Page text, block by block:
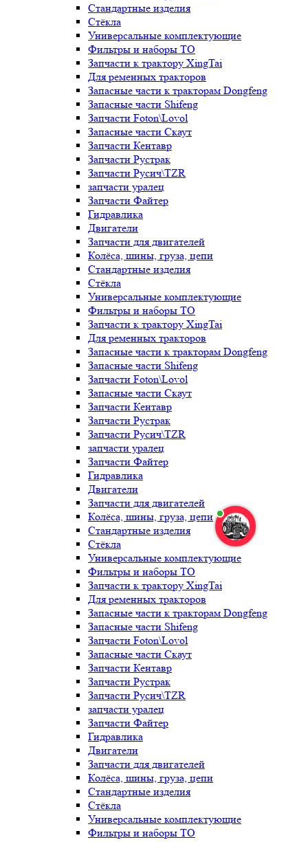
Стандартные изделия
Стёкла
Универсальные комплектующие
Фильтры и наборы ТО
Запчасти к трактору XingTai
Для ременных тракторов
Запасные части к тракторам Dongfeng
Запасные части Shifeng
Запчасти Foton\Lovol
Запасные части Скаут
Запчасти Кентавр
Запчасти Рустрак
Запчасти Русич\TZR
запчасти уралец
Запчасти Файтер
Гидравлика
Двигатели
Запчасти для двигателей
Колёса, шины, груза, цепи
Стандартные изделия
Стёкла
Универсальные комплектующие
Фильтры и наборы ТО
Запчасти к трактору XingTai
Для ременных тракторов
Запасные части к тракторам Dongfeng
Запасные части Shifeng
Запчасти Foton\Lovol
Запасные части Скаут
Запчасти Кентавр
Запчасти Рустрак
Запчасти Русич\TZR
запчасти уралец
Запчасти Файтер
Гидравлика
Двигатели
Запчасти для двигателей
Колёса, шины, груза, цепи
Стандартные изделия
Стёкла
Универсальные комплектующие
Фильтры и наборы ТО
Запчасти к трактору XingTai
Для ременных тракторов
Запасные части к тракторам Dongfeng
Запасные части Shifeng
Запчасти Foton\Lovol
Запасные части Скаут
Запчасти Кентавр
Запчасти Рустрак
Запчасти Русич\TZR
запчасти уралец
Запчасти Файтер
Гидравлика
Двигатели
Запчасти для двигателей
Колёса, шины, груза, цепи
Стандартные изделия
Стёкла
Универсальные комплектующие
Фильтры и наборы ТО